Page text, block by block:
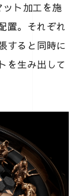
ト加工を施
置。それぞれ
すると同時に
を生み出して